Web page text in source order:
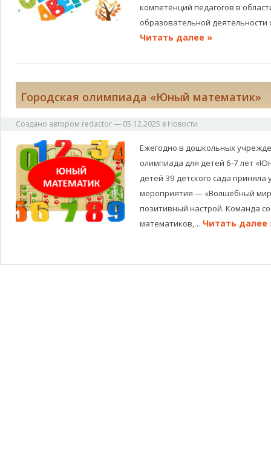
компетенций педагогов в
образовательной
Читать далее »
Городская олимпиада «Юный математик»
Создано автором redactor— 05.12.2025 в Новости
Ежегодно в дошкольных
олимпиада для детей 6-7 лет
детей 39 детского сада
мероприятия — «Волшебный
позитивный настрой. Команда
математиков,… Читать далее